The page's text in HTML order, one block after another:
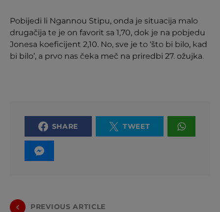
Pobijedi li Ngannou Stipu, onda je situacija malo
drugačija te je on favorit sa 1,70, dok je na pobjedu
Jonesa koeficijent 2,10. No, sve je to ‘što bi bilo, kad
bi bilo’, a prvo nas čeka meč na priredbi 27. ožujka.
SHARE TWEET
PREVIOUS ARTICLE